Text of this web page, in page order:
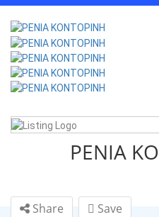
ΡΕΝΙΑ
Share Save